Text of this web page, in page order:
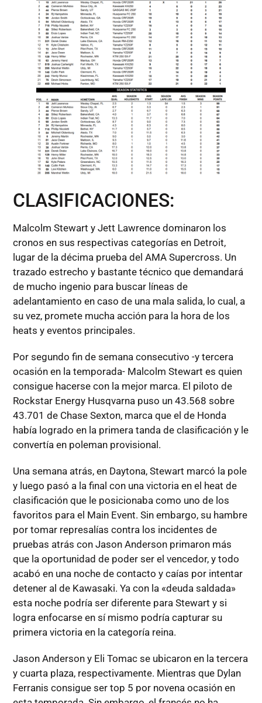
CLASIFICACIONES:
Malcolm Stewart y Jett Lawrence dominaron los
cronos en sus respectivas categorías en Detroit,
lugar de la décima prueba del AMA Supercross. Un
trazado estrecho y bastante técnico que demandará
de mucho ingenio para buscar líneas de
adelantamiento en caso de una mala salida, lo cual, a
su vez, promete mucha acción para la hora de los
heats y eventos principales.
Por segundo fin de semana consecutivo -y tercera
ocasión en la temporada- Malcolm Stewart es quien
consigue hacerse con la mejor marca. El piloto de
Rockstar Energy Husqvarna puso un 43.568 sobre
43.701 de Chase Sexton, marca que el de Honda
había logrado en la primera tanda de clasificación y le
convertía en poleman provisional.
Una semana atrás, en Daytona, Stewart marcó la pole
y luego pasó a la final con una victoria en el heat de
clasificación que le posicionaba como uno de los
favoritos para el Main Event. Sin embargo, su hambre
por tomar represalías contra los incidentes de
pruebas atrás con Jason Anderson primaron más
que la oportunidad de poder ser el vencedor, y todo
acabó en una noche de contacto y caías por intentar
detener al de Kawasaki. Ya con la «deuda saldada»
esta noche podría ser diferente para Stewart y si
logra enfocarse en sí mismo podría capturar su
primera victoria en la categoría reina.
Jason Anderson y Eli Tomac se ubicaron en la tercera
y cuarta plaza, respectivamente. Mientras que Dylan
Ferranis consigue ser top 5 por novena ocasión en